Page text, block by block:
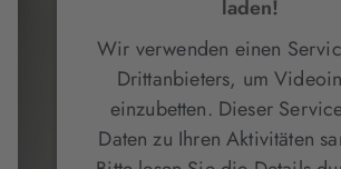
laden!
Wir verwenden einen
Drittanbieters, um
einzubetten. Dieser
Daten zu Ihren Aktivitäten